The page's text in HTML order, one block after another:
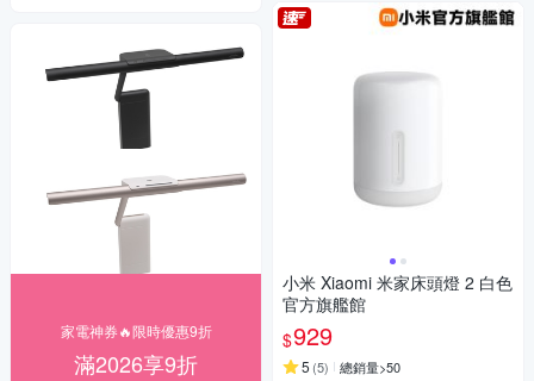
家電神券🔥限時優惠9折
滿2026享9折
小米 Xiaomi 米家床頭燈 2 白色
官方旗艦館
$929
5 (5) 總銷量>50